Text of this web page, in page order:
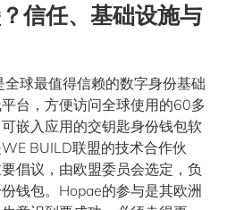
信任、基础设施与
球最值得信赖的数字身份基础
台，方便访问全球使用的60多
嵌入应用的交钥匙身份钱包软
BUILD联盟的技术合作伙
倡议，由欧盟委员会选定，负
钱包。Hopae的参与是其欧洲